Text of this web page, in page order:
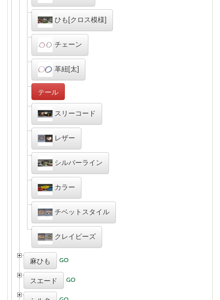
ひも[クロス模様]
チェーン
革紐[太]
テール
スリーコード
レザー
シルバーライン
カラー
チベットスタイル
クレイビーズ
麻ひも
スエード